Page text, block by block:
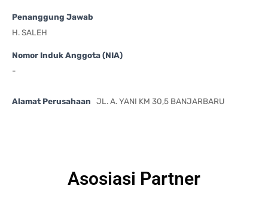
Penanggung Jawab
H. SALEH
Nomor Induk Anggota (NIA)
-
Alamat Perusahaan JL. A. YANI KM 30,5 BANJARBARU
Asosiasi Partner